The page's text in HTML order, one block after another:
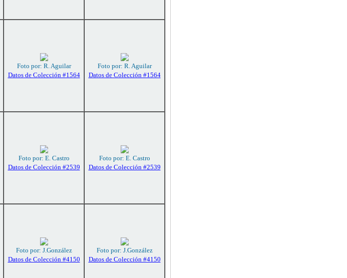
Foto por: R. Aguilar
Datos de Colección #1564
Foto por: R. Aguilar
Datos de Colección #1564
Foto por: E. Castro
Datos de Colección #2539
Foto por: E. Castro
Datos de Colección #2539
Foto por: J.González
Datos de Colección #4150
Foto por: J.González
Datos de Colección #4150